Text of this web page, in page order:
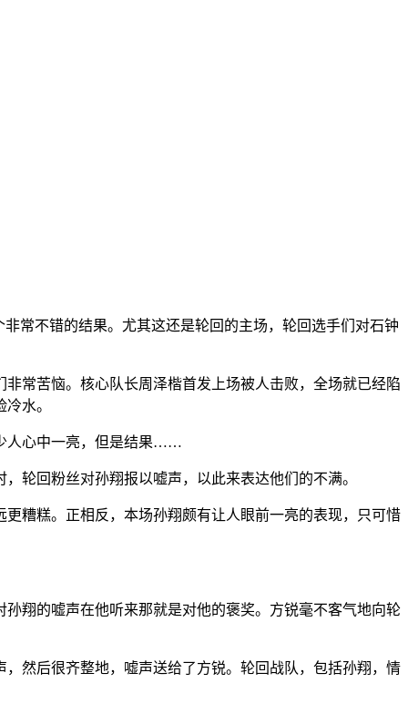
常不错的结果。尤其这还是轮回的主场，轮回选手们对石钟
常苦恼。核心队长周泽楷首发上场被人击败，全场就已经陷
水。
人心中一亮，但是结果……
轮回粉丝对孙翔报以嘘声，以此来表达他们的不满。
糟糕。正相反，本场孙翔颇有让人眼前一亮的表现，只可惜
翔的嘘声在他听来那就是对他的褒奖。方锐毫不客气地向轮
然后很齐整地，嘘声送给了方锐。轮回战队，包括孙翔，情